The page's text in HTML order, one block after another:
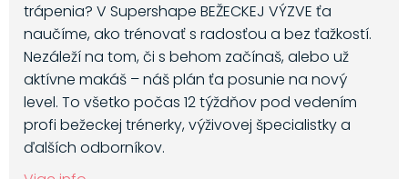
trápenia? V Supershape BEŽECKEJ VÝZVE ťa
naučíme, ako trénovať s radosťou a bez ťažkostí.
Nezáleží na tom, či s behom začínaš, alebo už
aktívne makáš – náš plán ťa posunie na nový
level. To všetko počas 12 týždňov pod vedením
profi bežeckej trénerky, výživovej špecialistky a
ďalších odborníkov.